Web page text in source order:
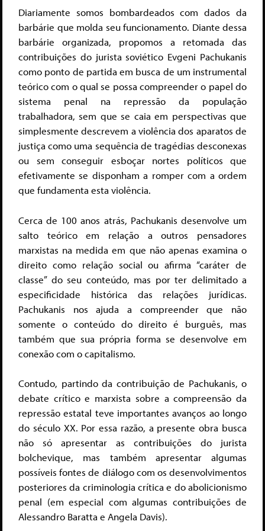
Diariamente somos bombardeados com dados da
barbárie que molda seu funcionamento. Diante dessa
barbárie organizada, propomos a retomada das
contribuições do jurista soviético Evgeni Pachukanis
como ponto de partida em busca de um instrumental
teórico com o qual se possa compreender o papel do
sistema penal na repressão da população
trabalhadora, sem que se caia em perspectivas que
simplesmente descrevem a violência dos aparatos de
justiça como uma sequência de tragédias desconexas
ou sem conseguir esboçar nortes políticos que
efetivamente se disponham a romper com a ordem
que fundamenta esta violência.
Cerca de 100 anos atrás, Pachukanis desenvolve um
salto teórico em relação a outros pensadores
marxistas na medida em que não apenas examina o
direito como relação social ou afirma “caráter de
classe” do seu conteúdo, mas por ter delimitado a
especificidade histórica das relações jurídicas.
Pachukanis nos ajuda a compreender que não
somente o conteúdo do direito é burguês, mas
também que sua própria forma se desenvolve em
conexão com o capitalismo.
Contudo, partindo da contribuição de Pachukanis, o
debate crítico e marxista sobre a compreensão da
repressão estatal teve importantes avanços ao longo
do século XX. Por essa razão, a presente obra busca
não só apresentar as contribuições do jurista
bolchevique, mas também apresentar algumas
possíveis fontes de diálogo com os desenvolvimentos
posteriores da criminologia crítica e do abolicionismo
penal (em especial com algumas contribuições de
Alessandro Baratta e Angela Davis).